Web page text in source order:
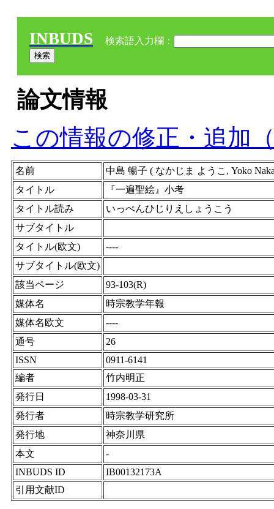
INBUDS 検索語入力欄：
論文情報
この情報の修正・追加
名前
中島 暢子 ( なかじま ようこ, Yoko
タイトル
『一遍聖絵』小考
タイトル読み
いっぺんひじりえしょうこう
サブタイトル
タイトル(欧文)
----
サブタイトル(欧文)
該当ページ
93-103(R)
媒体名
時宗教学年報
媒体名欧文
----
通号
26
ISSN
0911-6141
編者
竹内明正
発行日
1998-03-31
発行者
時宗教学研究所
発行地
神奈川県
本文
-
INBUDS ID
IB00132173A
引用文献ID